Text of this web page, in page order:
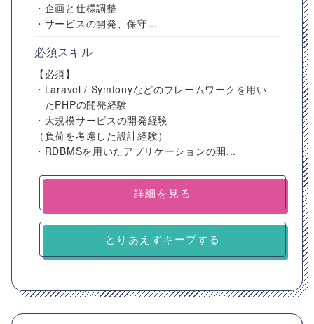
・企画と仕様調整
・サービスの開発、保守...
必須スキル
【必須】
・Laravel / Symfonyなどのフレームワークを用い
たPHPの開発経験
・大規模サービスの開発経験
（負荷を考慮した設計経験）
・RDBMSを用いたアプリケーションの開...
詳細を見る
とりあえずキープする